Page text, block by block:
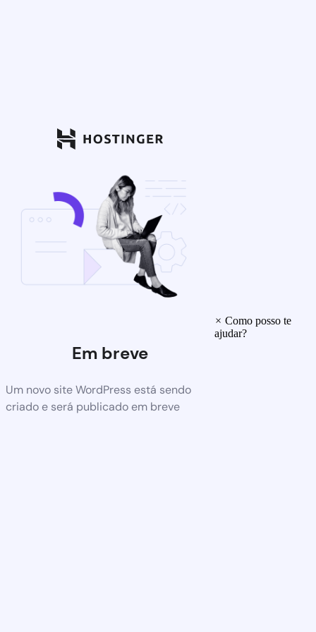
Em breve
Um novo site WordPress está sendo
criado e será publicado em breve
× Como posso te
ajudar?